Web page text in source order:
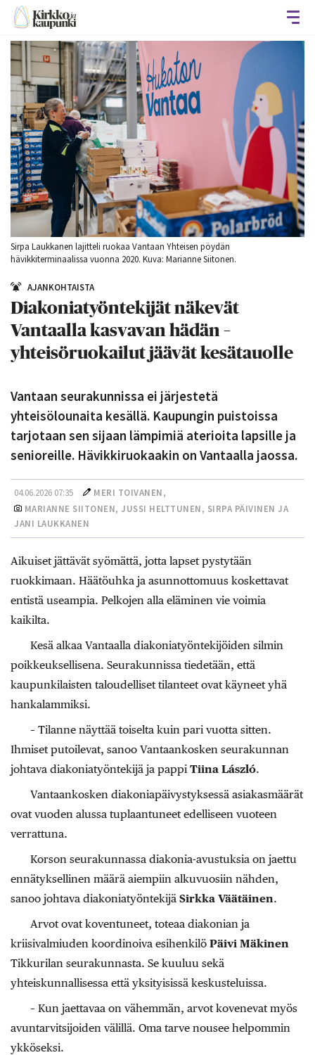
Sirpa Laukkanen lajitteli ruokaa Vantaan Yhteisen pöydän
hävikkiterminaalissa vuonna 2020. Kuva: Marianne Siitonen.
AJANKOHTAISTA
Diakoniatyöntekijät näkevät
Vantaalla kasvavan hädän –
yhteisöruokailut jäävät kesätauolle
Vantaan seurakunnissa ei järjestetä
yhteisölounaita kesällä. Kaupungin puistoissa
tarjotaan sen sijaan lämpimiä aterioita lapsille ja
senioreille. Hävikkiruokaakin on Vantaalla jaossa.
04.06.2026 07:35
MERI TOIVANEN,
MARIANNE SIITONEN, JUSSI HELTTUNEN, SIRPA PÄIVINEN JA
JANI LAUKKANEN
Aikuiset jättävät syömättä, jotta lapset pystytään
ruokkimaan. Häätöuhka ja asunnottomuus koskettavat
entistä useampia. Pelkojen alla eläminen vie voimia
kaikilta.
Kesä alkaa Vantaalla diakoniatyöntekijöiden silmin
poikkeuksellisena. Seurakunnissa tiedetään, että
kaupunkilaisten taloudelliset tilanteet ovat käyneet yhä
hankalammiksi.
– Tilanne näyttää toiselta kuin pari vuotta sitten.
Ihmiset putoilevat, sanoo Vantaankosken seurakunnan
johtava diakoniatyöntekijä ja pappi Tiina László.
Vantaankosken diakoniapäivystyksessä asiakasmäärät
ovat vuoden alussa tuplaantuneet edelliseen vuoteen
verrattuna.
Korson seurakunnassa diakonia-avustuksia on jaettu
ennätyksellinen määrä aiempiin alkuvuosiin nähden,
sanoo johtava diakoniatyöntekijä Sirkka Väätäinen.
Arvot ovat koventuneet, toteaa diakonian ja
kriisivalmiuden koordinoiva esihenkilö Päivi Mäkinen
Tikkurilan seurakunnasta. Se kuuluu sekä
yhteiskunnallisessa että yksityisissä keskusteluissa.
– Kun jaettavaa on vähemmän, arvot kovenevat myös
avuntarvitsijoiden välillä. Oma tarve nousee helpommin
ykköseksi.